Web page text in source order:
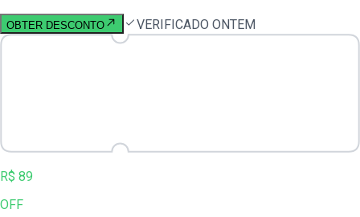
OBTER DESCONTO VERIFICADO ONTEM
R$ 89
OFF